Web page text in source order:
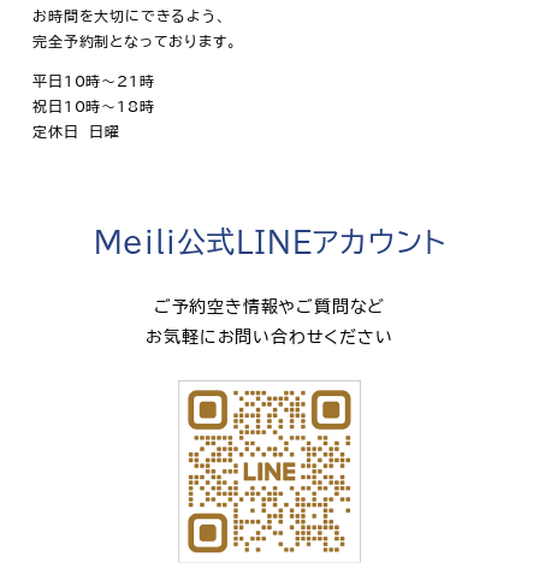
お時間を大切にできるよう、
完全予約制となっております。
平日10時～21時
祝日10時～18時
定休日 日曜
Meili公式LINEアカウント
ご予約空き情報やご質問など
お気軽にお問い合わせください